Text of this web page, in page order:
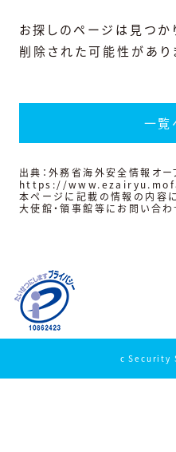
お探しのページは見つか
削除された可能性があり
一覧
出典：外務省海外安全情報オー
https://
本ページに記載の情報の内容
大使館・領事館等にお問い合わ
c Security